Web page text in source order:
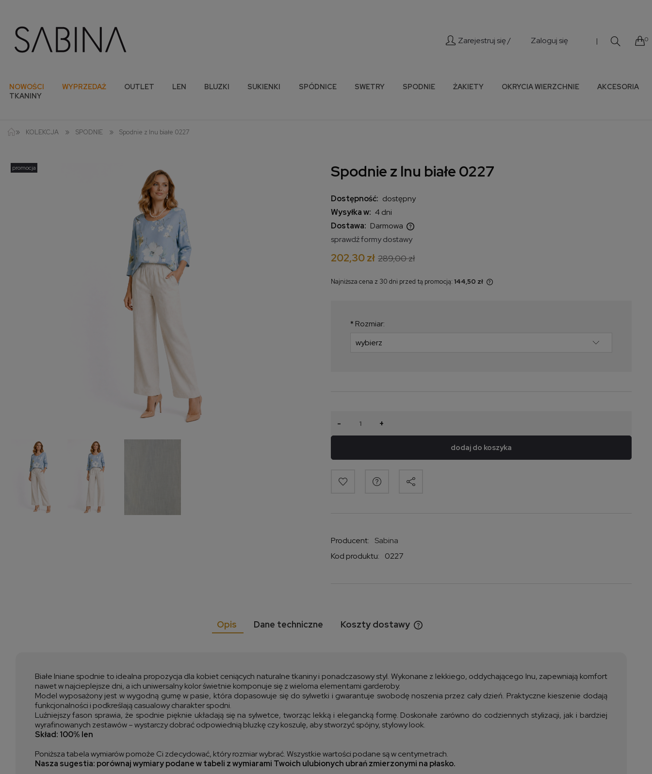
Zarejestruj się / Zaloguj się | 0
NOWOŚCI WYPRZEDAŻ OUTLET LEN BLUZKI SUKIENKI SPÓDNICE SWETRY SPODNIE ŻAKIETY OKRYCIA WIERZCHNIE
AKCESORIA
TKANINY
» KOLEKCJA » SPODNIE » Spodnie z lnu białe 0227
promocja Spodnie z lnu białe 0227
Dostępność: dostępny
Wysyłka w: 4 dni
Dostawa: Darmowa
kosztów płatności
sprawdź formy dostawy
202,30 zł 289,00 zł
Najniższa cena z 30 dni przed tą promocją: 144,50 zł
najniższa cena od momentu, kiedy
* Rozmiar:
- +
dodaj do koszyka
Producent:
Sabina
Kod produktu:
0227
Opis Dane techniczne Koszty dostawy
Białe lniane spodnie to idealna propozycja dla kobiet ceniących naturalne tkaniny i ponadczasowy styl. Wykonane z lekkiego, oddychającego lnu, zapewniają komfort
nawet w najcieplejsze dni, a ich uniwersalny kolor świetnie komponuje się z wieloma elementami garderoby.
Model wyposażony jest w wygodną gumę w pasie, która dopasowuje się do sylwetki i gwarantuje swobodę noszenia przez cały dzień. Praktyczne kieszenie dodają
funkcjonalności i podkreślają casualowy charakter spodni.
Luźniejszy fason sprawia, że spodnie pięknie układają się na sylwetce, tworząc lekką i elegancką formę. Doskonałe zarówno do codziennych stylizacji, jak i bardziej
wyrafinowanych zestawów – wystarczy dobrać odpowiednią bluzkę czy koszulę, aby stworzyć spójny, stylowy look.
Skład: 100% len
Poniższa tabela wymiarów pomoże Ci zdecydować, który rozmiar wybrać. Wszystkie wartości podane są w centymetrach.
Nasza sugestia: porównaj wymiary podane w tabeli z wymiarami Twoich ulubionych ubrań zmierzonymi na płasko.